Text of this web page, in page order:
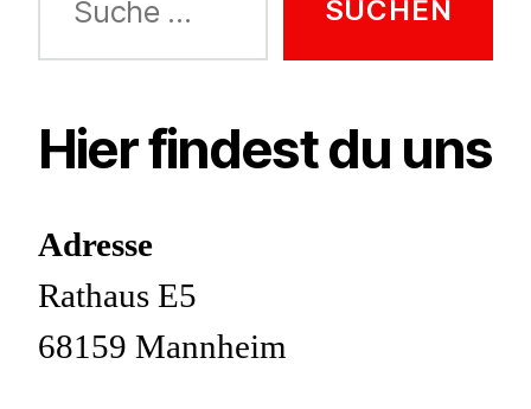
nach:
Hier findest du uns
Adresse
Rathaus E5
68159 Mannheim